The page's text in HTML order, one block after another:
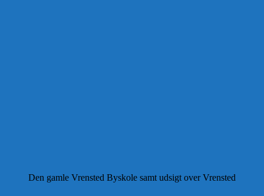
Den gamle Vrensted Byskole samt udsigt over Vrensted